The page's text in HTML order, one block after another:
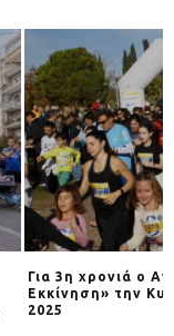
Για 3η χρονιά o
Εκκίνηση» την
2025